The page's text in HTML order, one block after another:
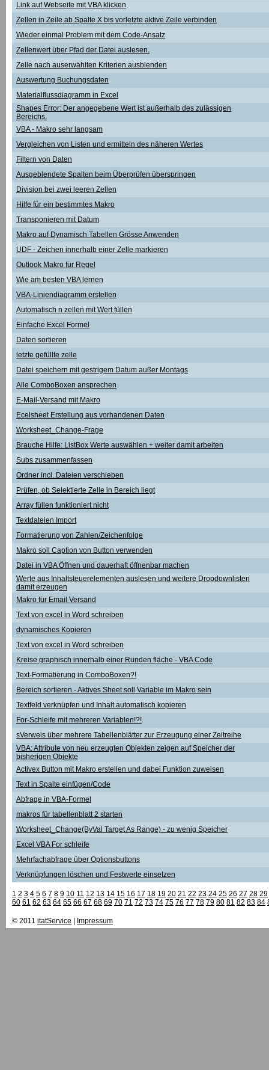
Link auf Webseite mit VBA klicken
Zellen in Zeile ab Spalte X bis vorletzte aktive Zeile verbinden
Wieder einmal Problem mit dem Code-Ansatz
Zellenwert über Pfad der Datei auslesen.
Zelle nach auserwählten Kriterien ausblenden
Auswertung Buchungsdaten
Materialflussdiagramm in Excel
Shapes Error: Der angegebene Wert ist außerhalb des zulässigen
Bereichs.
VBA - Makro sehr langsam
Vergleichen von Listen und ermitteln des näheren Wertes
Filtern von Daten
Ausgeblendete Spalten beim Überprüfen überspringen
Division bei zwei leeren Zellen
Hilfe für ein bestimmtes Makro
Transponieren mit Datum
Makro auf Dynamisch Tabellen Grösse Anwenden
UDF - Zeichen innerhalb einer Zelle markieren
Outlook Makro für Regel
Wie am besten VBA lernen
VBA-Liniendiagramm erstellen
Automatisch n zellen mit Wert füllen
Einfache Excel Formel
Daten sortieren
letzte gefüllte zelle
Datei speichern mit gestrigem Datum außer Montags
Alle ComboBoxen ansprechen
E-Mail-Versand mit Makro
Ecelsheet Erstellung aus vorhandenen Daten
Worksheet_Change-Frage
Brauche Hilfe: ListBox Werte auswählen + weiter damit arbeiten
Subs zusammenfassen
Ordner incl. Dateien verschieben
Prüfen, ob Selektierte Zelle in Bereich liegt
Array füllen funktioniert nicht
Textdateien Import
Formatierung von Zahlen/Zeichenfolge
Makro soll Caption von Button verwenden
Datei in VBA Öffnen und dauerhaft öffnenbar machen
Werte aus Inhaltsteuerelementen auslesen und weitere Dropdownlisten
damit erzeugen
Makro für Email Versand
Text von excel in Word schreiben
dynamisches Kopieren
Text von excel in Word schreiben
Kreise graphisch innerhalb einer Runden fläche - VBA Code
Text-Formatierung in ComboBoxen?!
Bereich sortieren - Aktives Sheet soll Variable im Makro sein
Textfeld verknüpfen und Inhalt automatisch kopieren
For-Schleife mit mehreren Variablen!?!
sVerweis über mehrere Tabellenblätter zur Erzeugung einer Zeitreihe
VBA: Attribute von neu erzeugten Objekten zeigen auf Speicher der
bisherigen Objekte
Activex Button mit Makro erstellen und dabei Funktion zuweisen
Text in Spalte einfügen/Code
Abfrage in VBA-Formel
makros für tabellenblatt 2 starten
Worksheet_Change(ByVal Target As Range) - zu wenig Speicher
Excel VBA For schleife
Mehrfachabfrage über Optionsbuttons
Verknüpfungen löschen und Festwerte einsetzen
1 2 3 4 5 6 7 8 9 10 11 12 13 14 15 16 17 18 19 20 21 22 23 24 25 26 27 28 29
60 61 62 63 64 65 66 67 68 69 70 71 72 73 74 75 76 77 78 79 80 81 82 83 84
© 2011 itatService Impressum